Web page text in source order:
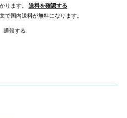
ります。
送料を確認する
で国内送料が無料になります。
通報する